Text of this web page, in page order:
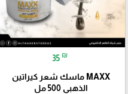
35 ₪
MAXX ماسك شعر كيراتين
الذهبي 500 مل